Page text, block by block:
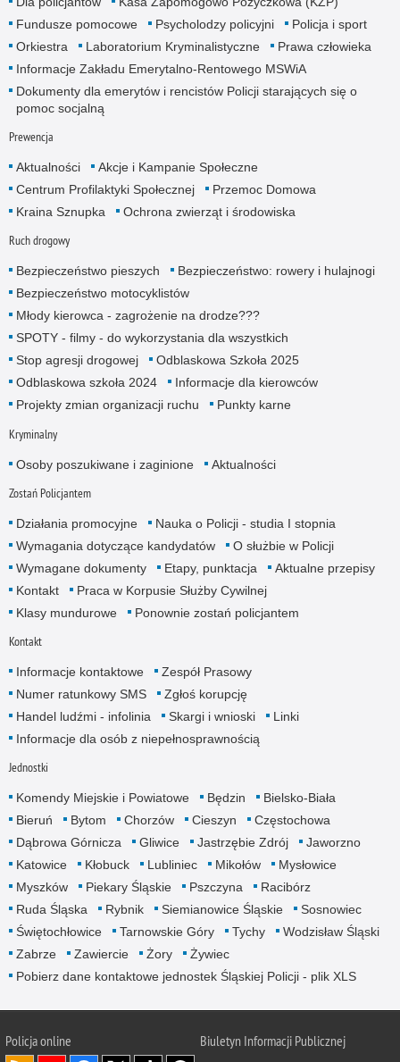
Fundusze pomocowe
Psycholodzy policyjni
Policja i sport
Orkiestra
Laboratorium Kryminalistyczne
Prawa człowieka
Informacje Zakładu Emerytalno-Rentowego MSWiA
Dokumenty dla emerytów i rencistów Policji starających się o
pomoc socjalną
Prewencja
Aktualności
Akcje i Kampanie Społeczne
Centrum Profilaktyki Społecznej
Przemoc Domowa
Kraina Sznupka
Ochrona zwierząt i środowiska
Ruch drogowy
Bezpieczeństwo pieszych
Bezpieczeństwo: rowery i hulajnogi
Bezpieczeństwo motocyklistów
Młody kierowca - zagrożenie na drodze???
SPOTY - filmy - do wykorzystania dla wszystkich
Stop agresji drogowej
Odblaskowa Szkoła 2025
Odblaskowa szkoła 2024
Informacje dla kierowców
Projekty zmian organizacji ruchu
Punkty karne
Kryminalny
Osoby poszukiwane i zaginione Aktualności
Zostań Policjantem
Działania promocyjne
Nauka o Policji - studia I stopnia
Wymagania dotyczące kandydatów
O służbie w Policji
Wymagane dokumenty
Etapy, punktacja
Aktualne przepisy
Kontakt
Praca w Korpusie Służby Cywilnej
Klasy mundurowe
Ponownie zostań policjantem
Kontakt
Informacje kontaktowe
Zespół Prasowy
Numer ratunkowy SMS
Zgłoś korupcję
Handel ludźmi - infolinia
Skargi i wnioski
Linki
Informacje dla osób z niepełnosprawnością
Jednostki
Komendy Miejskie i Powiatowe Będzin
Bielsko-Biała
Bieruń
Bytom Chorzów Cieszyn
Częstochowa
Dąbrowa Górnicza
Gliwice Jastrzębie Zdrój
Jaworzno
Katowice
Kłobuck Lubliniec Mikołów
Mysłowice
Myszków
Piekary Śląskie Pszczyna
Racibórz
Ruda Śląska
Rybnik Siemianowice Śląskie
Sosnowiec
Świętochłowice
Tarnowskie Góry Tychy
Wodzisław Śląski
Zabrze
Zawiercie Żory
Żywiec
Pobierz dane kontaktowe jednostek Śląskiej Policji - plik XLS
Policja online Biuletyn Informacji Publicznej